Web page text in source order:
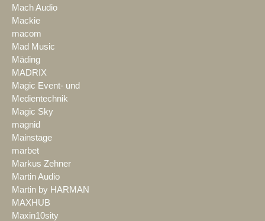
Mach Audio
Mackie
macom
Mad Music
Mäding
MADRIX
Magic Event- und
Medientechnik
Magic Sky
magnid
Mainstage
marbet
Markus Zehner
Martin Audio
Martin by HARMAN
MAXHUB
Maxin10sity